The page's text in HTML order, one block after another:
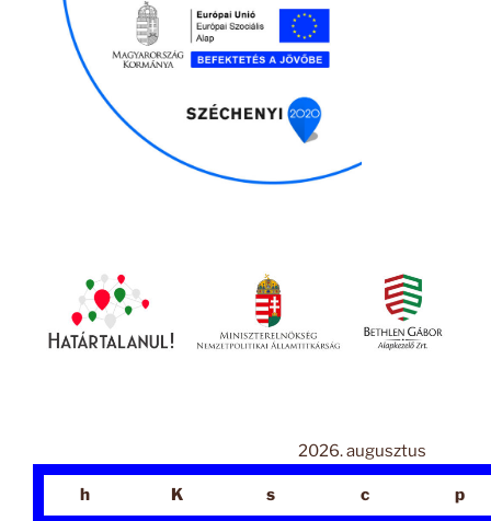
2026. augusztus
h K s c p